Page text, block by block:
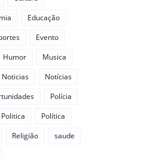
Educação
Evento
Humor
Musica
Noticias
Notícias
Polícia
Politica
Política
Religião
saude